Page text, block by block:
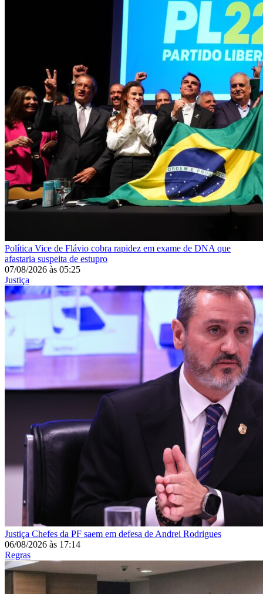
Política Vice de Flávio cobra rapidez em exame de DNA que
afastaria suspeita de estupro
07/08/2026 às 05:25
Justiça
Justiça Chefes da PF saem em defesa de Andrei Rodrigues
06/08/2026 às 17:14
Regras